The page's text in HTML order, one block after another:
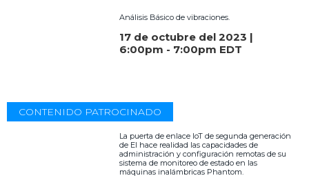
Análisis Básico de vibraciones.
17 de octubre del 2023 |
6:00pm - 7:00pm EDT
CONTENIDO PATROCINADO
La puerta de enlace IoT de segunda generación
de EI hace realidad las capacidades de
administración y configuración remotas de su
sistema de monitoreo de estado en las
máquinas inalámbricas Phantom.